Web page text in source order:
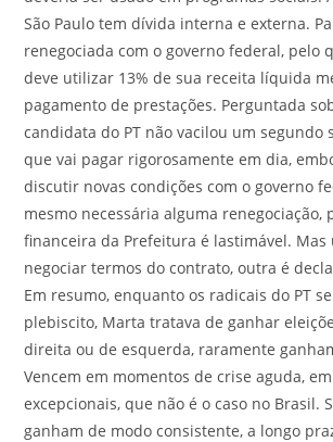
São Paulo tem dívida interna e externa.
renegociada com o governo federal, pelo
deve utilizar 13% de sua receita líquida
pagamento de prestações. Perguntada
candidata do PT não vacilou um segundo
que vai pagar rigorosamente em dia,
discutir novas condições com o governo
mesmo necessária alguma renegociação,
financeira da Prefeitura é lastimável. Mas
negociar termos do contrato, outra é
Em resumo, enquanto os radicais do PT
plebiscito, Marta tratava de ganhar
direita ou de esquerda, raramente
Vencem em momentos de crise aguda,
excepcionais, que não é o caso no Brasil.
ganham de modo consistente, a longo